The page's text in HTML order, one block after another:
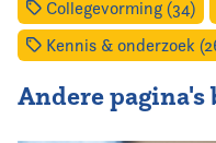
Collegevorming (34)
Kennis & onderzoek
Andere